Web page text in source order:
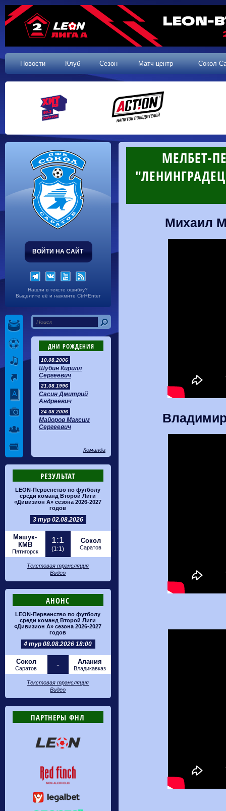
Новости Клуб Сезон Матч-центр Сокол
ВОЙТИ НА САЙТ
Нашли в тексте ошибку?
Выделите её и нажмите Ctrl+Enter
ДНИ РОЖДЕНИЯ
10.08.2006
Шубин Кирилл
Сергеевич
21.08.1996
Сасин Дмитрий
Андреевич
24.08.2006
Майоров Максим
Сергеевич
Команда
РЕЗУЛЬТАТ
LEON-Первенство по футболу
среди команд Второй Лиги
«Дивизион А» сезона 2026-2027
годов
3 тур 02.08.2026
Машук-
КМВ
Пятигорск
1:1
(1:1)
Сокол
Саратов
Текстовая трансляция
Видео
АНОНС
LEON-Первенство по футболу
среди команд Второй Лиги
«Дивизион А» сезона 2026-2027
годов
4 тур 08.08.2026 18:00
Сокол
Саратов - Алания
Владикавказ
Текстовая трансляция
Видео
ПАРТНЕРЫ ФНЛ
МЕЛБЕТ-
Михаил
Владимир